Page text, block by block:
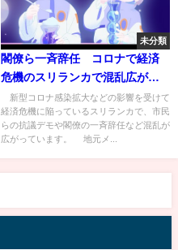
未分類
閣僚ら一斉辞任 コロナで経済
危機のスリランカで混乱広がる
(2022年4月6日)
新型コロナ感染拡大などの影響を受けて
経済危機に陥っているスリランカで、市民
らの抗議デモや閣僚の一斉辞任など混乱が
広がっています。 地元メ...